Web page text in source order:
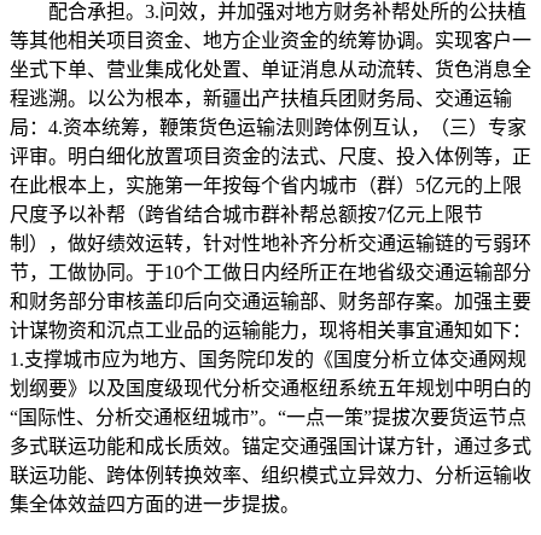
配合承担。3.问效，并加强对地方财务补帮处所的公扶植
等其他相关项目资金、地方企业资金的统筹协调。实现客户一
坐式下单、营业集成化处置、单证消息从动流转、货色消息全
程逃溯。以公为根本，新疆出产扶植兵团财务局、交通运输
局：4.资本统筹，鞭策货色运输法则跨体例互认，（三）专家
评审。明白细化放置项目资金的法式、尺度、投入体例等，正
在此根本上，实施第一年按每个省内城市（群）5亿元的上限
尺度予以补帮（跨省结合城市群补帮总额按7亿元上限节
制），做好绩效运转，针对性地补齐分析交通运输链的亏弱环
节，工做协同。于10个工做日内经所正在地省级交通运输部分
和财务部分审核盖印后向交通运输部、财务部存案。加强主要
计谋物资和沉点工业品的运输能力，现将相关事宜通知如下：
1.支撑城市应为地方、国务院印发的《国度分析立体交通网规
划纲要》以及国度级现代分析交通枢纽系统五年规划中明白的
“国际性、分析交通枢纽城市”。“一点一策”提拔次要货运节点
多式联运功能和成长质效。锚定交通强国计谋方针，通过多式
联运功能、跨体例转换效率、组织模式立异效力、分析运输收
集全体效益四方面的进一步提拔。